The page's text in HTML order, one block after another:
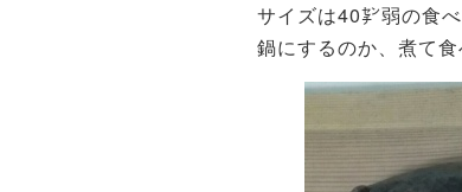
サイズは40㌢弱の食
鍋にするのか、煮て